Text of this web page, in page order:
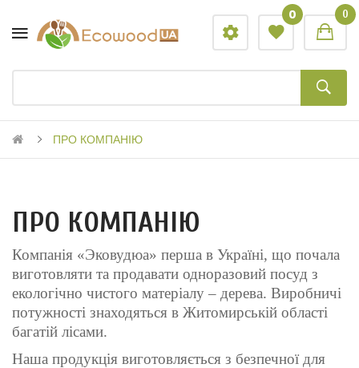
0 0
ПРО КОМПАНІЮ
ПРО КОМПАНІЮ
Компанія «Эковудюа» перша в Україні, що почала
виготовляти та продавати одноразовий посуд з
екологічно чистого матеріалу – дерева. Виробничі
потужності знаходяться в Житомирській області
багатій лісами.
Наша продукція виготовляється з безпечної для